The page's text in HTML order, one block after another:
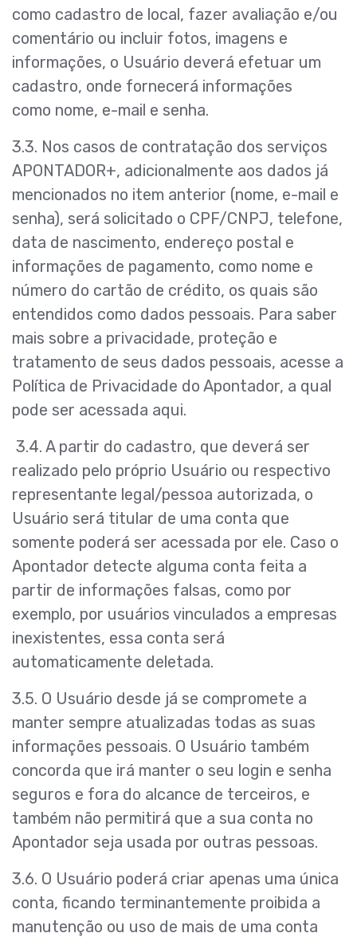
como cadastro de local, fazer avaliação e/ou
comentário ou incluir fotos, imagens e
informações, o Usuário deverá efetuar um
cadastro, onde fornecerá informações
como nome, e-mail e senha.
3.3. Nos casos de contratação dos serviços
APONTADOR+, adicionalmente aos dados já
mencionados no item anterior (nome, e-mail e
senha), será solicitado o CPF/CNPJ, telefone,
data de nascimento, endereço postal e
informações de pagamento, como nome e
número do cartão de crédito, os quais são
entendidos como dados pessoais. Para saber
mais sobre a privacidade, proteção e
tratamento de seus dados pessoais, acesse a
Política de Privacidade do Apontador, a qual
pode ser acessada aqui.
3.4. A partir do cadastro, que deverá ser
realizado pelo próprio Usuário ou respectivo
representante legal/pessoa autorizada, o
Usuário será titular de uma conta que
somente poderá ser acessada por ele. Caso o
Apontador detecte alguma conta feita a
partir de informações falsas, como por
exemplo, por usuários vinculados a empresas
inexistentes, essa conta será
automaticamente deletada.
3.5. O Usuário desde já se compromete a
manter sempre atualizadas todas as suas
informações pessoais. O Usuário também
concorda que irá manter o seu login e senha
seguros e fora do alcance de terceiros, e
também não permitirá que a sua conta no
Apontador seja usada por outras pessoas.
3.6. O Usuário poderá criar apenas uma única
conta, ficando terminantemente proibida a
manutenção ou uso de mais de uma conta